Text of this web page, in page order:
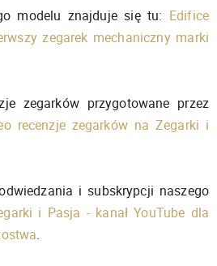
modelu znajduje się tu: Edifice
zegarek mechaniczny marki
zegarków przygotowane przez
recenzje zegarków na Zegarki i
i subskrypcji naszego
i Pasja - kanał YouTube dla
.